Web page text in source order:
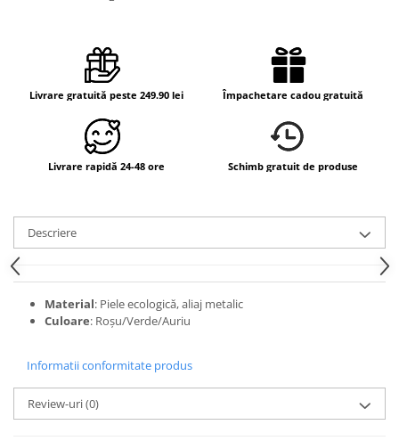
Livrare gratuită peste 249.90 lei Împachetare cadou gratuită
Livrare rapidă 24-48 ore Schimb gratuit de produse
Descriere
Material: Piele ecologică, aliaj metalic
Culoare: Roșu/Verde/Auriu
Informatii conformitate produs
Review-uri(0)